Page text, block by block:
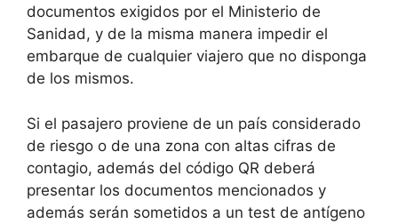
documentos exigidos por el Ministerio de
Sanidad, y de la misma manera impedir el
embarque de cualquier viajero que no disponga
de los mismos.
Si el pasajero proviene de un país considerado
de riesgo o de una zona con altas cifras de
contagio, además del código QR deberá
presentar los documentos mencionados y
además serán sometidos a un test de antígeno